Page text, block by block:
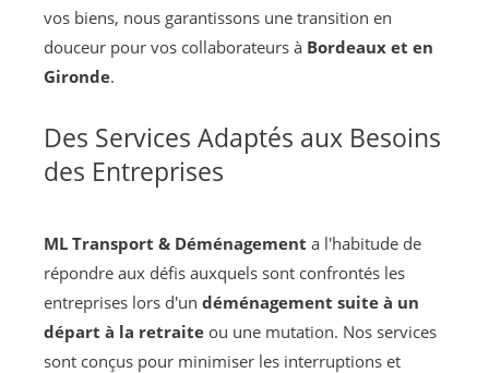
vos biens, nous garantissons une transition en
douceur pour vos collaborateurs à Bordeaux et en
Gironde.
Des Services Adaptés aux Besoins
des Entreprises
ML Transport & Déménagement a l'habitude de
répondre aux défis auxquels sont confrontés les
entreprises lors d'un déménagement suite à un
départ à la retraite ou une mutation. Nos services
sont conçus pour minimiser les interruptions et